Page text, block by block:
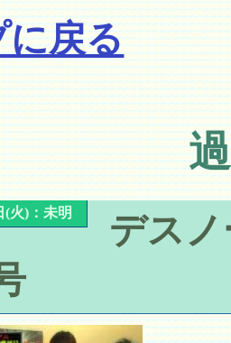
に戻る
(火)：未明
デス